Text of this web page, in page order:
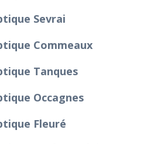
Sevrai
Commeaux
Tanques
Occagnes
Fleuré